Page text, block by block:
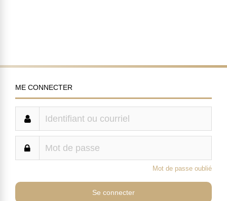
ME CONNECTER
Mot de passe oublié